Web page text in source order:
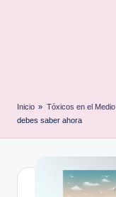
Inicio » Tóxicos en el
debes saber ahora